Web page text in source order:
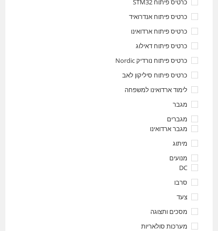
כרטיס פיתוח STM32
כרטיס פיתוח אנדרואיד
כרטיס פיתוח ארדואינו
כרטיס פיתוח דאילוג
כרטיס פיתוח נורדיק Nordic
כרטיס פיתוח סיליקון לאב
לימוד ארדואינו למשפחה
מגבר
מגברים
מגבר ארדואינו
מיתוג
מנועים
DC
סרבו
צעד
מסכים ותצוגה
מערכות סולאריות